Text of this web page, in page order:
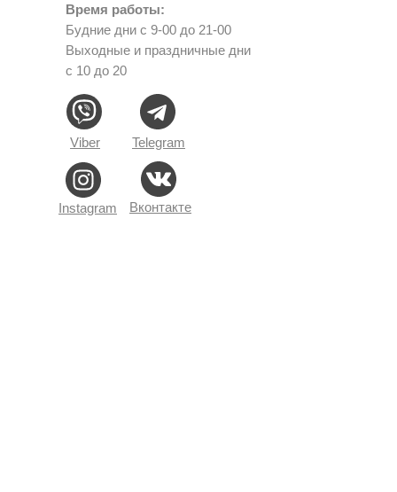
Время работы:
Будние дни с 9-00 до 21-00
Выходные и праздничные дни
с 10 до 20
Telegram
Viber
Instagram Вконтакте